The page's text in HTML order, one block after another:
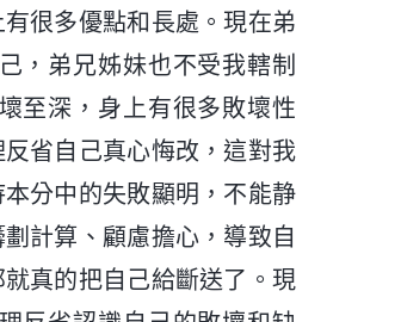
很多優點和長處。現在弟
，弟兄姊妹也不受我轄制
至深，身上有很多敗壞性
省自己真心悔改，這對我
分中的失敗顯明，不能静
計算、顧慮擔心，導致自
真的把自己給斷送了。現